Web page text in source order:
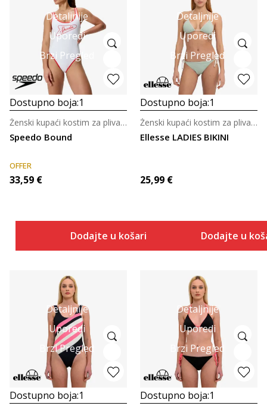
Detaljnije
Uporedi
Brzi Pregled
Dostupno boja:1
Speedo Bound
Ženski kupaći kostim za plivanje
OFFER
33,59 €
Dodajte u košaricu
Detaljnije
Uporedi
Brzi Pregled
Dostupno boja:1
Ellesse LADIES BIKINI
Ženski kupaći kostim za plivanje
25,99 €
Dodajte u
Detaljnije
Uporedi
Brzi Pregled
Dostupno boja:1
Detaljnije
Uporedi
Brzi Pregled
Dostupno boja:1